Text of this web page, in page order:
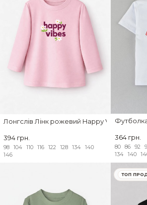
Лонгслів Лінк рожевий Happy Vibes
394 грн.
98 104 110 116 122 128 134
140
146
364 грн.
80 86 92
134
140
ТОП